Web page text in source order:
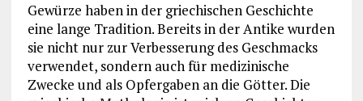
Gewürze haben in der griechischen Geschichte
eine lange Tradition. Bereits in der Antike wurden
sie nicht nur zur Verbesserung des Geschmacks
verwendet, sondern auch für medizinische
Zwecke und als Opfergaben an die Götter. Die